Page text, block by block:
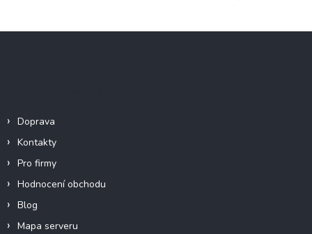
Doprava
Kontakty
Pro firmy
Hodnocení obchodu
Blog
Mapa serveru